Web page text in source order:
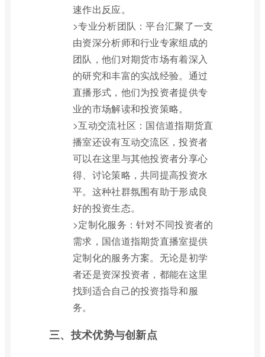
速作出反应。
>专业分析团队：平台汇聚了一支
由资深分析师和行业专家组成的
团队，他们对期货市场有着深入
的研究和丰富的实战经验。通过
直播形式，他们为投资者提供专
业的市场解读和投资策略。
>互动交流社区：国信道指期货直
播室还设有互动交流区，投资者
可以在这里与其他投资者分享心
得、讨论策略，共同提高投资水
平。这种社群氛围有助于形成良
好的投资生态。
>定制化服务：针对不同投资者的
需求，国信道指期货直播室提供
定制化的服务方案。无论是初学
者还是资深投资者，都能在这里
找到适合自己的投资指导和服
务。
三、技术优势与创新点